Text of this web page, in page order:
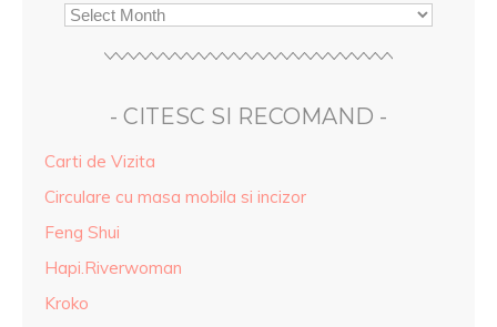
- CITESC SI RECOMAND -
Carti de Vizita
Circulare cu masa mobila si incizor
Feng Shui
Hapi.Riverwoman
Kroko